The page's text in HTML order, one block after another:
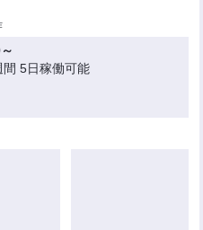
5日稼働可能